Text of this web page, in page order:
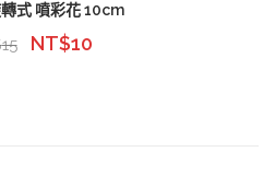
式 噴彩花 10cm
15 NT$10